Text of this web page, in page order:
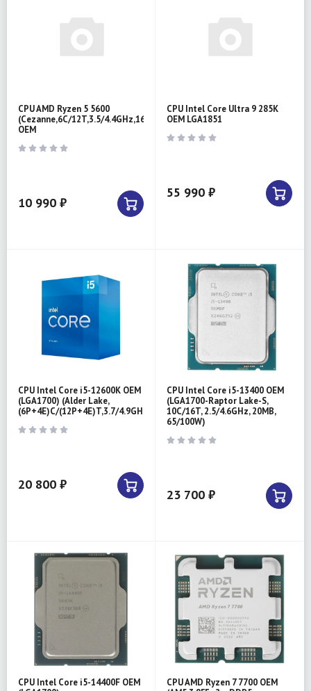
CPU AMD Ryzen 5 5600
(Cezanne,6C/12T,3.5/4.4GHz,16MB,65W)
OEM
10 990 ₽
CPU Intel Core Ultra 9 285K
OEM LGA1851
55 990 ₽
CPU Intel Core i5-12600K OEM
(LGA1700) (Alder Lake,
(6P+4E)C/(12P+4E)T,3.7/4.9GHz,20MB,125/150W,
20 800 ₽
CPU Intel Core i5-13400 OEM
(LGA1700-Raptor Lake-S,
10C/16T, 2.5/4.6GHz, 20MB,
65/100W)
23 700 ₽
CPU Intel Core i5-14400F OEM
CPU AMD Ryzen 7 7700 OEM